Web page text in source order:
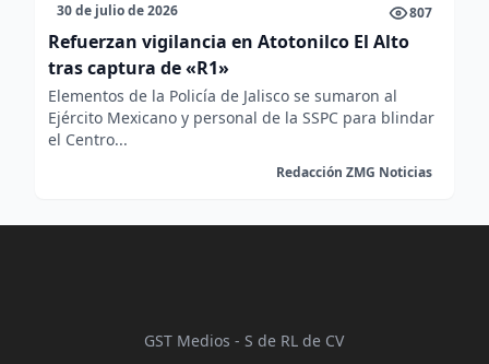
30 de julio de 2026 807
Refuerzan vigilancia en Atotonilco El Alto
tras captura de «R1»
Elementos de la Policía de Jalisco se sumaron al
Ejército Mexicano y personal de la SSPC para blindar
el Centro...
Redacción ZMG Noticias
GST Medios - S de RL de CV